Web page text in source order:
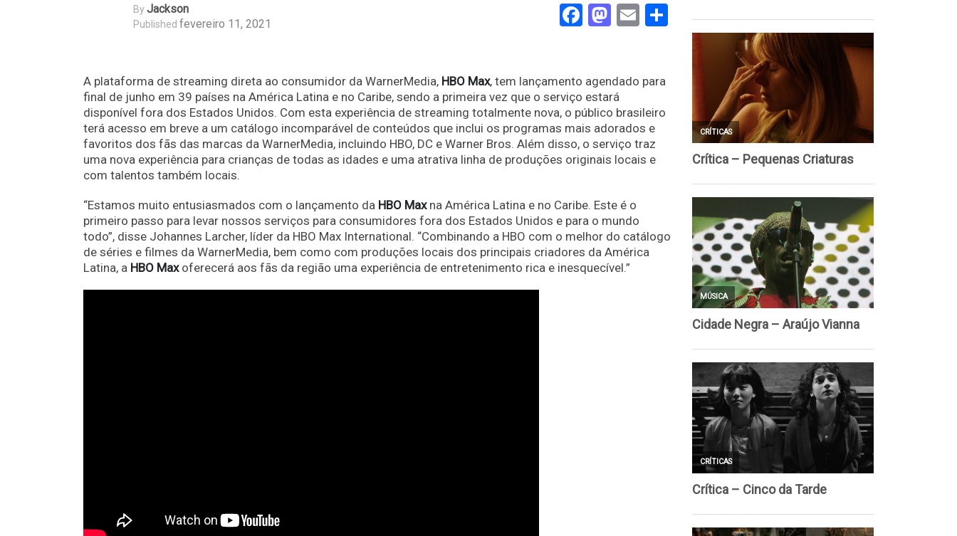
ByJackson
Published fevereiro 11, 2021 Facebook
Mastodon
EmailShare
A plataforma de streaming direta ao consumidor da WarnerMedia, HBO Max, tem lançamento agendado para
final de junho em 39 países na América Latina e no Caribe, sendo a primeira vez que o serviço estará
disponível fora dos Estados Unidos. Com esta experiência de streaming totalmente nova, o público brasileiro
terá acesso em breve a um catálogo incomparável de conteúdos que inclui os programas mais adorados e
favoritos dos fãs das marcas da WarnerMedia, incluindo HBO, DC e Warner Bros. Além disso, o serviço traz
uma nova experiência para crianças de todas as idades e uma atrativa linha de produções originais locais e
com talentos também locais.
“Estamos muito entusiasmados com o lançamento da HBO Maxna América Latina e no Caribe. Este é o
primeiro passo para levar nossos serviços para consumidores fora dos Estados Unidos e para o mundo
todo”, disse Johannes Larcher, líder da HBO Max International. “Combinando a HBO com o melhor do catálogo
de séries e filmes da WarnerMedia, bem como com produções locais dos principais criadores da América
Latina, a HBO Maxoferecerá aos fãs da região uma experiência de entretenimento rica e inesquecível.”